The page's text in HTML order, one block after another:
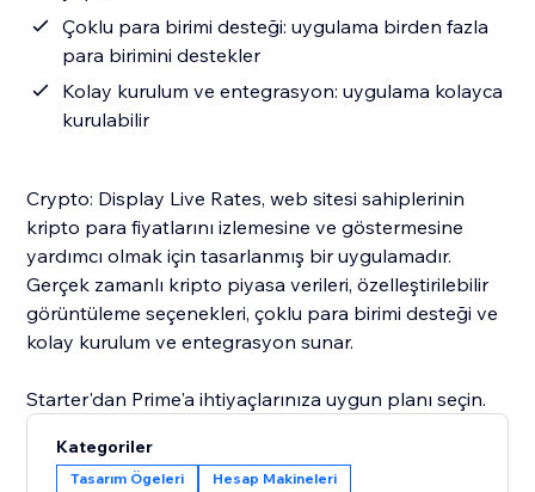
Çoklu para birimi desteği: uygulama birden fazla
para birimini destekler
Kolay kurulum ve entegrasyon: uygulama kolayca
kurulabilir
Crypto: Display Live Rates, web sitesi sahiplerinin
kripto para fiyatlarını izlemesine ve göstermesine
yardımcı olmak için tasarlanmış bir uygulamadır.
Gerçek zamanlı kripto piyasa verileri, özelleştirilebilir
görüntüleme seçenekleri, çoklu para birimi desteği ve
kolay kurulum ve entegrasyon sunar.
Starter'dan Prime'a ihtiyaçlarınıza uygun planı seçin.
Kategoriler
Tasarım Ögeleri Hesap Makineleri